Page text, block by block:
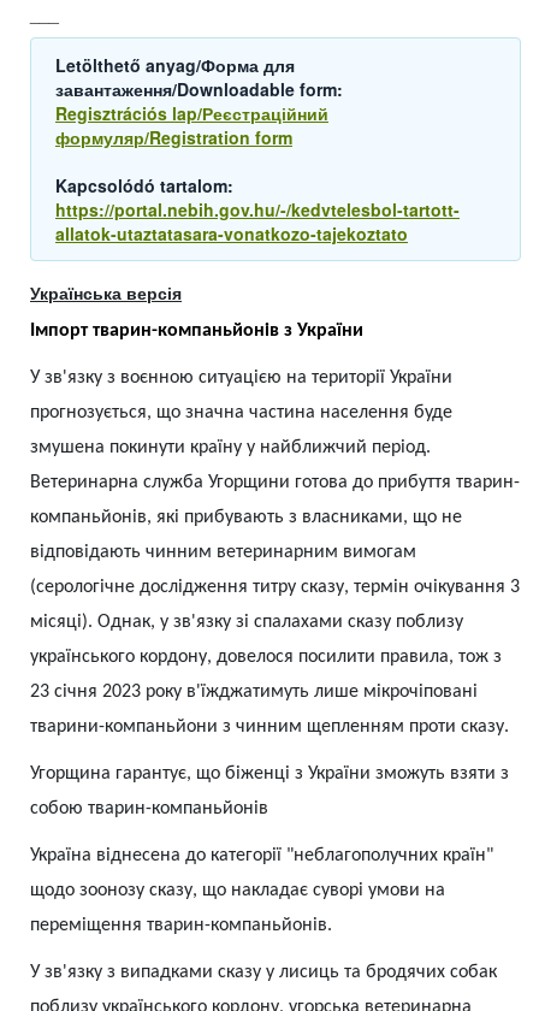
Letölthető anyag/Форма для
завантаження/Downloadable form:
Regisztrációs lap/Реєстраційний
формуляр/Registration form
Kapcsolódó tartalom:
https://portal.nebih.gov.hu/-/kedvtelesbol-tartott-
allatok-utaztatasara-vonatkozo-tajekoztato
Українська версія
Імпорт тварин-компаньйонів з України
У зв'язку з воєнною ситуацією на території України
прогнозується, що значна частина населення буде
змушена покинути країну у найближчий період.
Ветеринарна служба Угорщини готова до прибуття тварин-
компаньйонів, які прибувають з власниками, що не
відповідають чинним ветеринарним вимогам
(серологічне дослідження титру сказу, термін очікування 3
місяці). Однак, у зв'язку зі спалахами сказу поблизу
українського кордону, довелося посилити правила, тож з
23 січня 2023 року в'їжджатимуть лише мікрочіповані
тварини-компаньйони з чинним щепленням проти сказу.
Угорщина гарантує, що біженці з України зможуть взяти з
собою тварин-компаньйонів
Україна віднесена до категорії "неблагополучних країн"
щодо зоонозу сказу, що накладає суворі умови на
переміщення тварин-компаньйонів.
У зв'язку з випадками сказу у лисиць та бродячих собак